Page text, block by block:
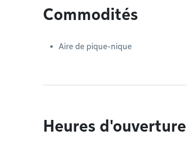
Commodités
Aire de pique-nique
Heures d'ouverture